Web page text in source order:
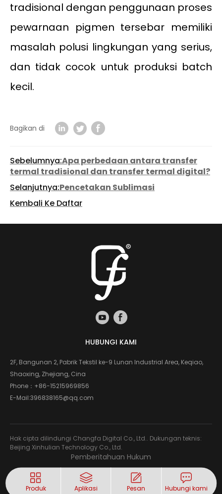
tradisional dengan penggunaan proses
pewarnaan pigmen tersebar memiliki
masalah polusi lingkungan yang serius,
dan tidak cocok untuk produksi batch
kecil.
Bagikan di
Sebelumnya:Apa perbedaan antara transfer
termal tradisional dan transfer termal digital?
Selanjutnya:Pencetakan Sublimasi
Kembali Ke Daftar
HUBUNGI KAMI
2F, Bangunan 2, Pabrik Tekstil ke-9 Lunan Industrial Area, Keqiao,
Shaoxing, Zhejiang, Cina
Phone： +86-15215969856
E-Mail:396838165@qq.com
Hak cipta dilindungi Changfa Digital Co., Ltd.. Dukungan teknis:
Beijing Xinhulian Technology Co., Ltd.
Pemberitahuan Hukum
Produk Aplikasi Pesan Hubungi kami